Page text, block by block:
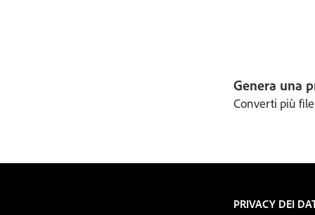
Genera una
Converti più
PRIVACY DEI